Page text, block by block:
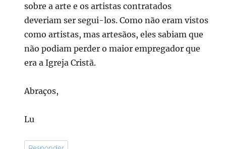
sobre a arte e os artistas contratados
deveriam ser segui-los. Como não eram vistos
como artistas, mas artesãos, eles sabiam que
não podiam perder o maior empregador que
era a Igreja Cristã.
Abraços,
Lu
Responder